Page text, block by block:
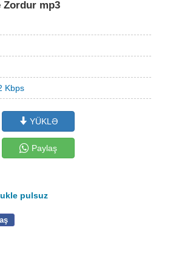
Zordur mp3
Kbps
YÜKLƏ
Paylaş
pulsuz